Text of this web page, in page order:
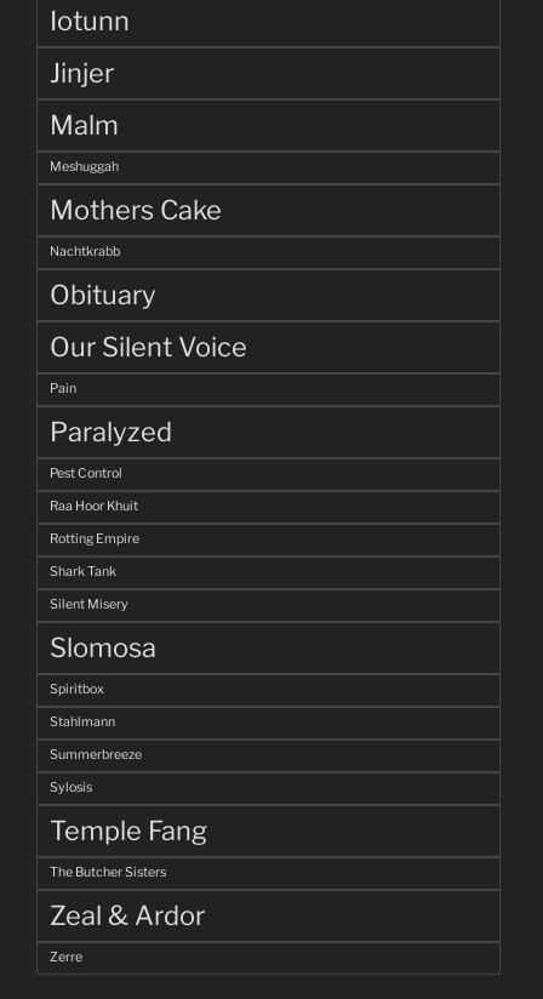
Iotunn
Jinjer
Malm
Meshuggah
Mothers Cake
Nachtkrabb
Obituary
Our Silent Voice
Pain
Paralyzed
Pest Control
Raa Hoor Khuit
Rotting Empire
Shark Tank
Silent Misery
Slomosa
Spiritbox
Stahlmann
Summerbreeze
Sylosis
Temple Fang
The Butcher Sisters
Zeal & Ardor
Zerre